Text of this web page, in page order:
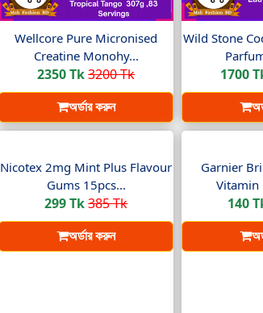
Wellcore Pure Micronised
Creatine Monohy...
2350 Tk3200 Tk
অর্ডার করুন
Wild Stone
1700
Nicotex 2mg Mint Plus Flavour
Gums 15pcs...
299 Tk385 Tk
অর্ডার করুন
Garnier
Vitamin
140